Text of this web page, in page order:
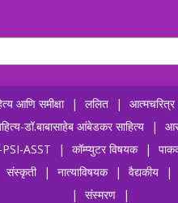
आणि समीक्षा | ललित | आत्मचरित्र
डॉ.बाबासाहेब आंबेडकर साहित्य |
PSI-ASST | कॉम्प्युटर विषयक |
संस्कृती | नात्याविषयक | वैद्यकीय |
|
संस्मरण |